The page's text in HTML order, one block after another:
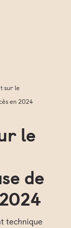
sur le
en 2024
le
de
technique